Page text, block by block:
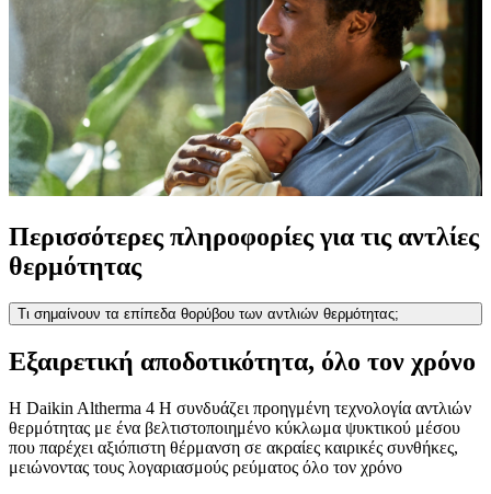
Περισσότερες πληροφορίες για τις αντλίες
θερμότητας
Τι σημαίνουν τα επίπεδα θορύβου των αντλιών θερμότητας;
Εξαιρετική αποδοτικότητα, όλο τον χρόνο
Η Daikin Altherma 4 H συνδυάζει προηγμένη τεχνολογία αντλιών
θερμότητας με ένα βελτιστοποιημένο κύκλωμα ψυκτικού μέσου
που παρέχει αξιόπιστη θέρμανση σε ακραίες καιρικές συνθήκες,
μειώνοντας τους λογαριασμούς ρεύματος όλο τον χρόνο